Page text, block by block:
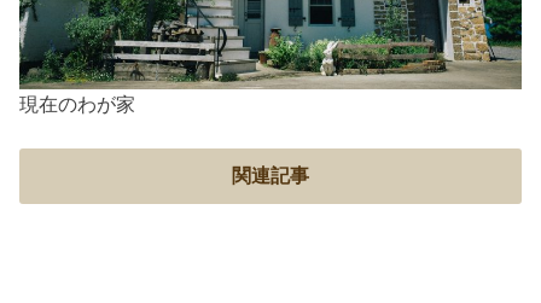
現在のわが家
関連記事